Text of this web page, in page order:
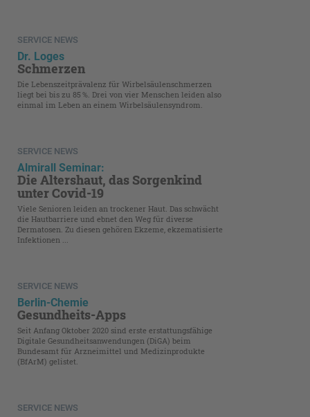
SERVICE NEWS
Dr. Loges
Schmerzen
Die Lebenszeitprävalenz für Wirbelsäulenschmerzen
liegt bei bis zu 85 %. Drei von vier Menschen leiden also
einmal im Leben an einem Wirbel­säulensyndrom.
SERVICE NEWS
Almirall Seminar:
Die Altershaut, das Sorgenkind
unter Covid-19
Viele Senioren leiden an trockener Haut. Das schwächt
die Hautbarriere und ebnet den Weg für diverse
Dermatosen. Zu diesen gehören Ekzeme, ekzematisierte
Infektionen ...
SERVICE NEWS
Berlin-Chemie
Gesundheits-Apps
Seit Anfang Oktober 2020 sind erste erstattungsfähige
Digitale Gesundheitsanwendungen (DiGA) beim
Bundesamt für Arzneimittel und Medizinprodukte
(BfArM) gelistet.
SERVICE NEWS